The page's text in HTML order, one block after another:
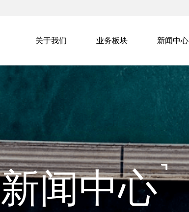
关于我们 业务板块 新闻中心
新闻中心